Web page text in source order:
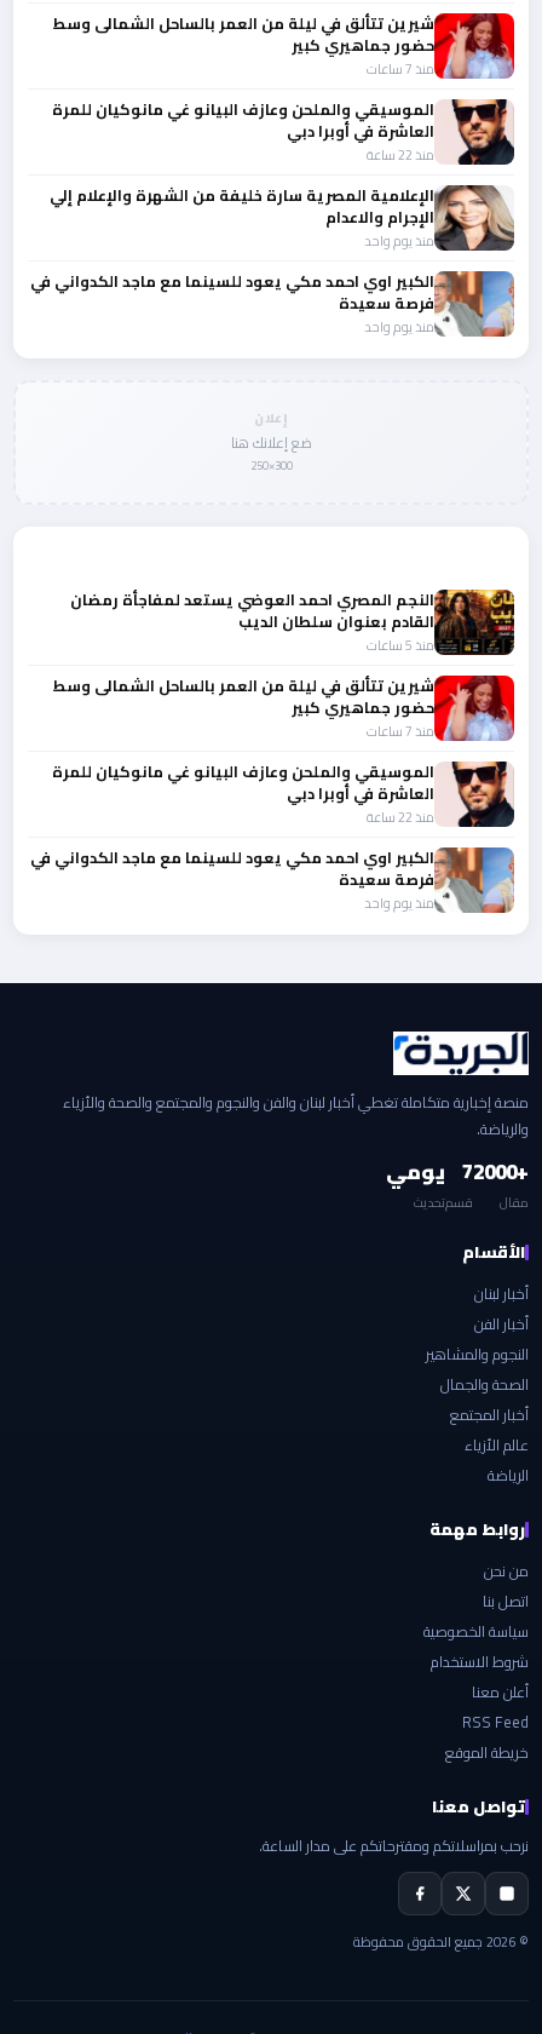
شيرين تتألق في ليلة من العمر بالساحل الشمالى وسط
حضور جماهيري كبير
منذ 7 ساعات
الموسيقي والملحن وعازف البيانو غي مانوكيان للمرة
العاشرة في أوبرا دبي
منذ 22 ساعة
الإعلامية المصرية سارة خليفة من الشهرة والإعلام إلي
الإجرام والاعدام
منذ يوم واحد
الكبير اوي احمد مكي يعود للسينما مع ماجد الكدواني في
فرصة سعيدة
منذ يوم واحد
إعلان
ضع إعلانك هنا
300×250
النجم المصري احمد العوضي يستعد لمفاجأة رمضان
القادم بعنوان سلطان الديب
منذ 5 ساعات
شيرين تتألق في ليلة من العمر بالساحل الشمالى وسط
حضور جماهيري كبير
منذ 7 ساعات
الموسيقي والملحن وعازف البيانو غي مانوكيان للمرة
العاشرة في أوبرا دبي
منذ 22 ساعة
الكبير اوي احمد مكي يعود للسينما مع ماجد الكدواني في
فرصة سعيدة
منذ يوم واحد
منصة إخبارية متكاملة تغطي أخبار لبنان والفن والنجوم والمجتمع والصحة والأزياء
والرياضة.
+2000
مقال
7
قسم
يومي
تحديث
الأقسام
أخبار لبنان
أخبار الفن
النجوم والمشاهير
الصحة والجمال
أخبار المجتمع
عالم الأزياء
الرياضة
روابط مهمة
من نحن
اتصل بنا
سياسة الخصوصية
شروط الاستخدام
أعلن معنا
RSS Feed
خريطة الموقع
تواصل معنا
نرحب بمراسلاتكم ومقترحاتكم على مدار الساعة.
© 2026 جميع الحقوق محفوظة